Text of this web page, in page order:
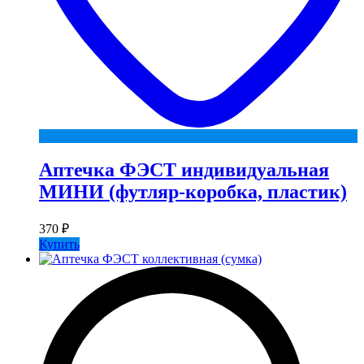
Аптечка ФЭСТ индивидуальная
МИНИ (футляр-коробка, пластик)
370 ₽
Купить